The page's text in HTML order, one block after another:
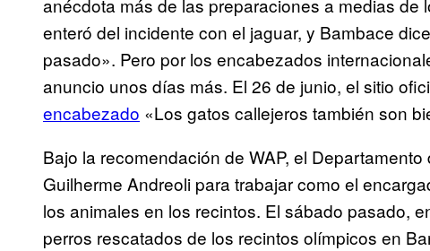
anécdota más de las preparaciones a medias de
enteró del incidente con el jaguar, y Bambace
pasado». Pero por los encabezados
anuncio unos días más. El 26 de junio, el sitio
encabezado «Los gatos callejeros también son
Bajo la recomendación de WAP, el
Guilherme Andreoli para trabajar como el
los animales en los recintos. El sábado pasado,
perros rescatados de los recintos olímpicos en